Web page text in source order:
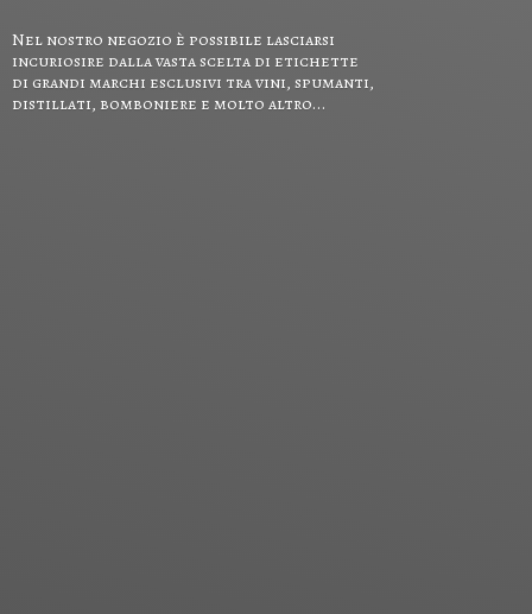
Nel nostro negozio è possibile lasciarsi
incuriosire dalla vasta scelta di etichette
di grandi marchi esclusivi tra vini, spumanti,
distillati, bomboniere e molto altro...